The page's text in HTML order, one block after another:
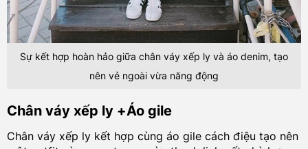
Sự kết hợp hoàn hảo giữa chân váy xếp ly và áo denim, tạo
nên vẻ ngoài vừa năng động
Chân váy xếp ly +Áo gile
Chân váy xếp ly kết hợp cùng áo gile cách điệu tạo nên